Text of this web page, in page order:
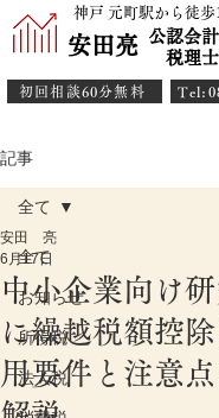
神戸 元町駅から徒歩
安田亮
公認会
​税理士
初回相談60分無料
記事
全て
お知らせ
所得税
法人税
全て
中小企業向け
に繰越税額控
用要件と注意
安田 亮
6月17日